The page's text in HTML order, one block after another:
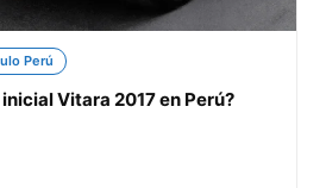
Perú
Vitara 2017 en Perú?